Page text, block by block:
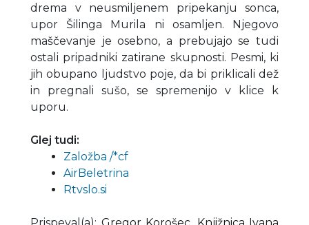
drema v neusmiljenem pripekanju sonca,
upor Šilinga Murila ni osamljen. Njegovo
maščevanje je osebno, a prebujajo se tudi
ostali pripadniki zatirane skupnosti. Pesmi, ki
jih obupano ljudstvo poje, da bi priklicali dež
in pregnali sušo, se spremenijo v klice k
uporu.
Glej tudi:
Založba /*cf
AirBeletrina
Rtvslo.si